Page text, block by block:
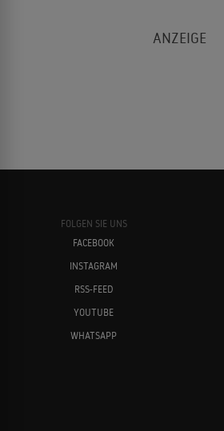
FOLGEN SIE UNS
FACEBOOK
INSTAGRAM
RSS-FEED
YOUTUBE
WHATSAPP